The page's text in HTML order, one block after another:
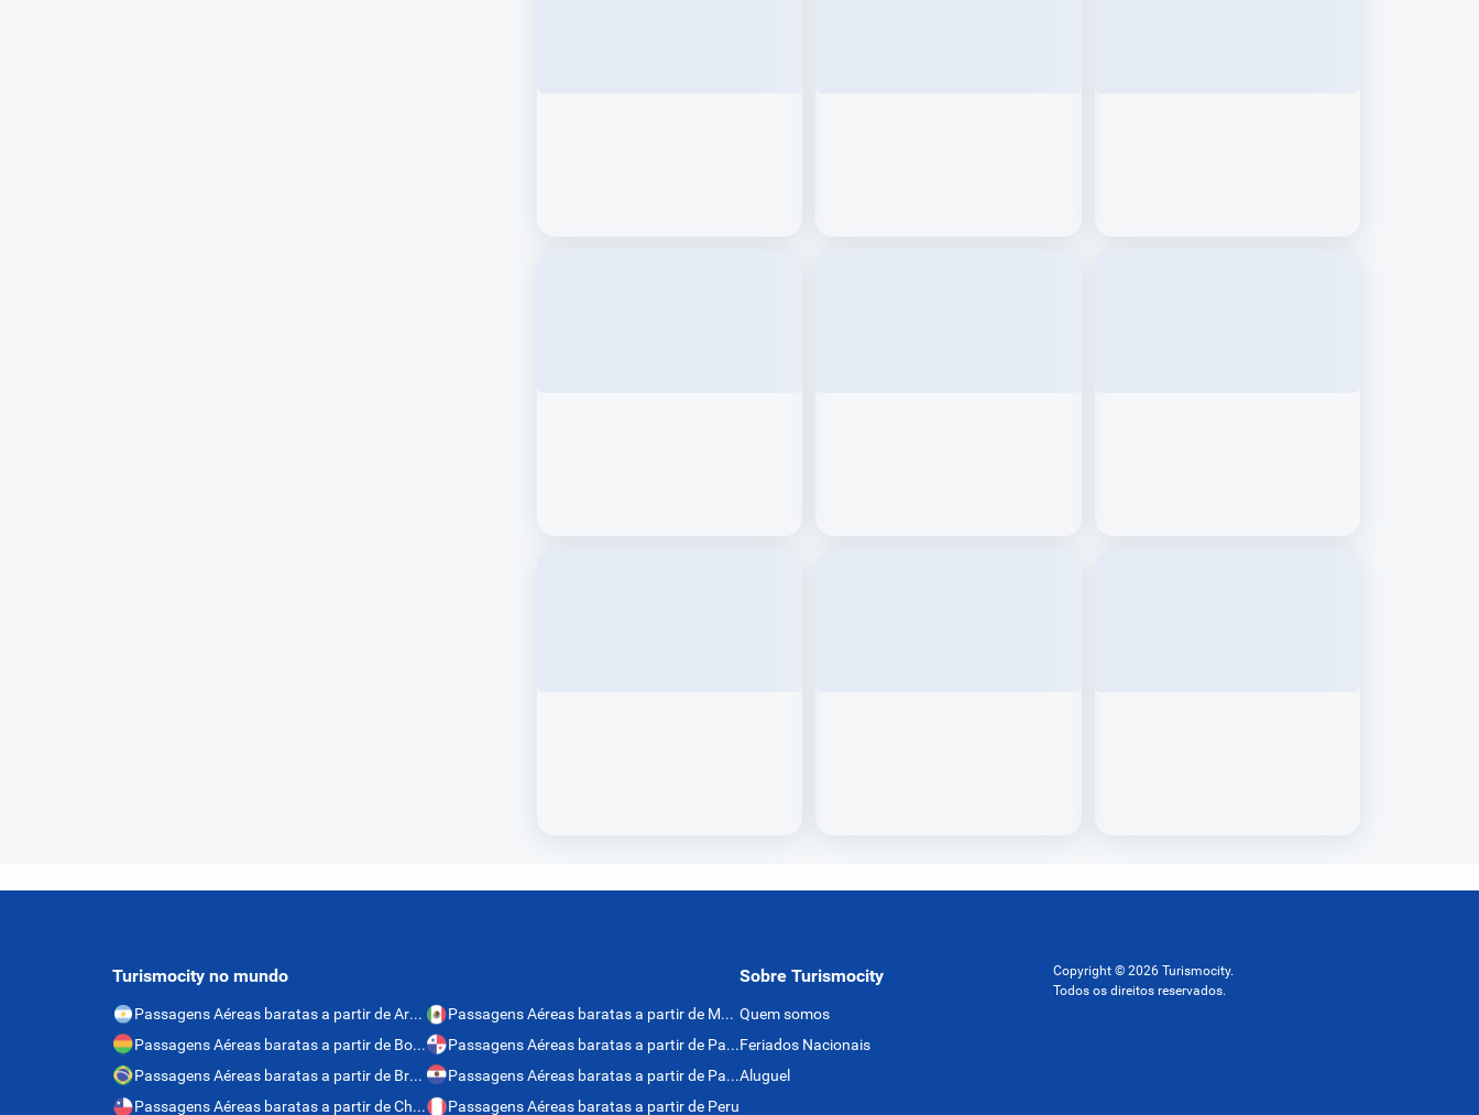
Turismocity no mundo
Passagens Aéreas baratas a partir de Argentina
Passagens Aéreas baratas a partir de Bolívia
Passagens Aéreas baratas a partir de Brasil
Passagens Aéreas baratas a partir de Chile
Passagens Aéreas baratas a partir de México
Passagens Aéreas baratas a partir de Panamá
Passagens Aéreas baratas a partir de Paraguai
Passagens Aéreas baratas a partir de Peru
Sobre Turismocity
Quem somos
Feriados Nacionais
Aluguel
Copyright © 2026 Turismocity.
Todos os direitos reservados.